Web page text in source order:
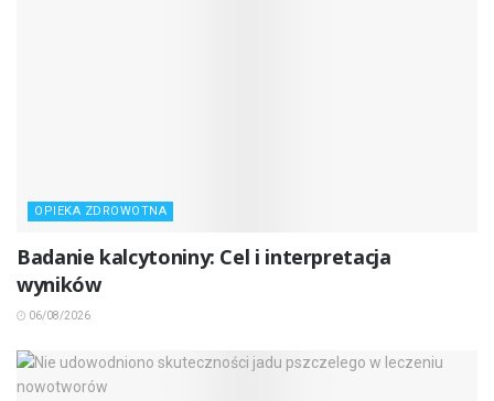
OPIEKA ZDROWOTNA
Badanie kalcytoniny: Cel i interpretacja
wyników
06/08/2026